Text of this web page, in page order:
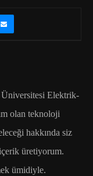
Elektrik-
olan teknoloji
hakkında siz
üretiyorum.
ümidiyle.